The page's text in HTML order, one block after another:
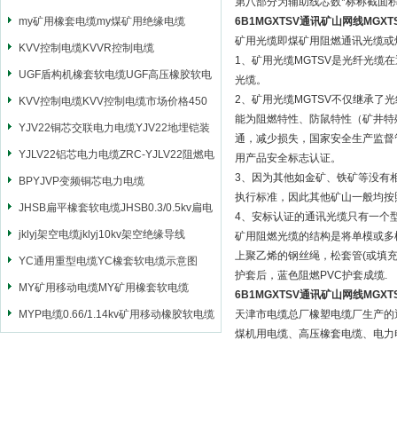
my矿用橡套电缆my煤矿用绝缘电缆
KVV控制电缆KVVR控制电缆
UGF盾构机橡套软电缆UGF高压橡胶软电
缆
KVV控制电缆KVV控制电缆市场价格450
YJV22铜芯交联电力电缆YJV22地埋铠装
电源电缆
YJLV22铝芯电力电缆ZRC-YJLV22阻燃电
力电缆
BPYJVP变频铜芯电力电缆
JHSB扁平橡套软电缆JHSB0.3/0.5kv扁电
缆
jklyj架空电缆jklyj10kv架空绝缘导线
YC通用重型电缆YC橡套软电缆示意图
MY矿用移动电缆MY矿用橡套软电缆
MYP电缆0.66/1.14kv矿用移动橡胶软电缆
6B1MGXTSV通讯矿山网线
矿用光缆即煤矿用阻燃通讯光缆
1、矿用光缆MGTSV是光纤光缆
光缆。
2、矿用光缆MGTSV不仅继承了
能为阻燃特性、防鼠特性（矿井
通，减少损失，国家安全生产监
用产品安全标志认证。
3、因为其他如金矿、铁矿等没有
执行标准，因此其他矿山一般均
4、安标认证的通讯光缆只有一个
矿用阻燃光缆的结构是将单模或
上聚乙烯的钢丝绳，松套管(或填
护套后，蓝色阻燃PVC护套成缆.
6B1MGXTSV通讯矿山网线
天津市电缆总厂橡塑电缆厂生产
煤机用电缆、高压橡套电缆、电